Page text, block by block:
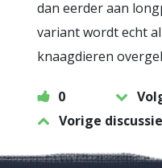
dan eerder aan
variant wordt echt
knaagdieren
0
Vorige discussie